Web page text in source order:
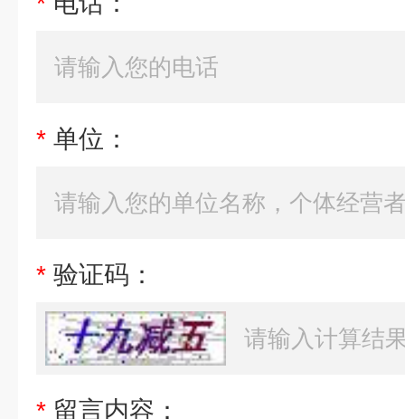
* 单位：
* 验证码：
* 留言内容：